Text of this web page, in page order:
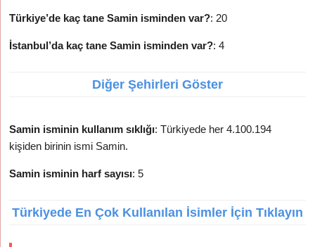
Türkiye’de kaç tane Samin isminden var?: 20
İstanbul’da kaç tane Samin isminden var?: 4
Diğer Şehirleri Göster
Samin isminin kullanım sıklığı: Türkiyede her 4.100.194
kişiden birinin ismi Samin.
Samin isminin harf sayısı: 5
Türkiyede En Çok Kullanılan İsimler İçin Tıklayın